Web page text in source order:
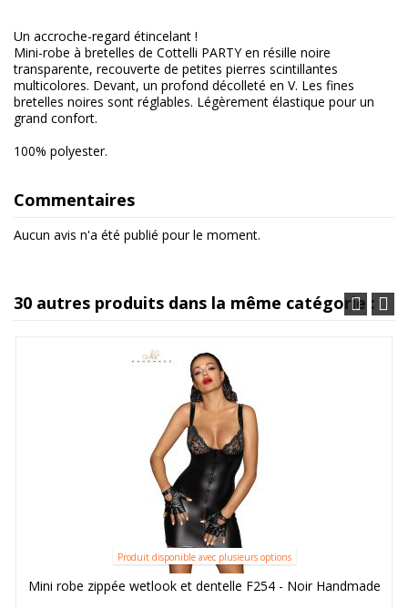
Un accroche-regard étincelant !
Mini-robe à bretelles de Cottelli PARTY en résille noire
transparente, recouverte de petites pierres scintillantes
multicolores. Devant, un profond décolleté en V. Les fines
bretelles noires sont réglables. Légèrement élastique pour un
grand confort.
100% polyester.
Commentaires
Aucun avis n'a été publié pour le moment.
30 autres produits dans la même catégorie :
Produit disponible avec plusieurs options
Mini robe zippée wetlook et dentelle F254 - Noir Handmade